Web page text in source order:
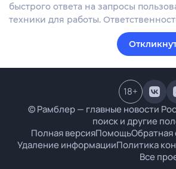
быстрого ответа на запросы
техники для работы.
© Рамблер — главные новости
поиск и другие
Полная версияПомощьОбратная
Удаление информацииПолитика
Все
18+